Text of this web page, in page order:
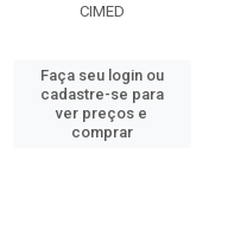
CIMED
Faça seu login ou
cadastre-se para
ver preços e
comprar